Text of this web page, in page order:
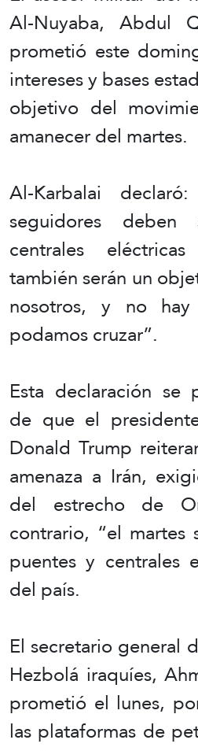
Al-Nuyaba, Abdul
prometió este
intereses y bases
objetivo del
amanecer del martes.
Al-Karbalai
seguidores
centrales
también serán un
nosotros, y no
podamos cruzar”.
Esta declaración se
de que el
Donald Trump
amenaza a Irán,
del estrecho de
contrario, “el martes
puentes y centrales
del país.
El secretario general
Hezbolá iraquíes,
prometió el lunes,
las plataformas de